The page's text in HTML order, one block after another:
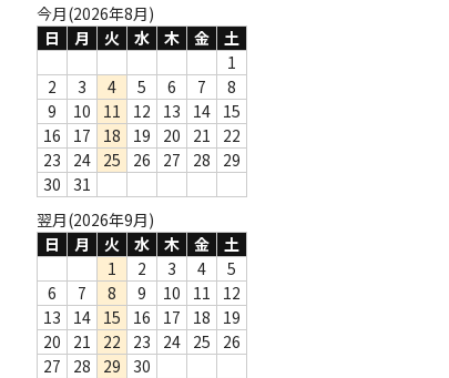
今月(2026年8月)
日
月 火 水 木 金
土
1
2
3 4 5 6 7
8
9
10 11 12 13 14 15
16
17 18 19 20 21
22
23
24 25 26 27 28
29
30
31
翌月(2026年9月)
日
月 火 水 木 金
土
1
2 3 4
5
6
7 8 9 10 11
12
13
14 15 16 17 18
19
20
21 22 23 24 25
26
27
28 29
30